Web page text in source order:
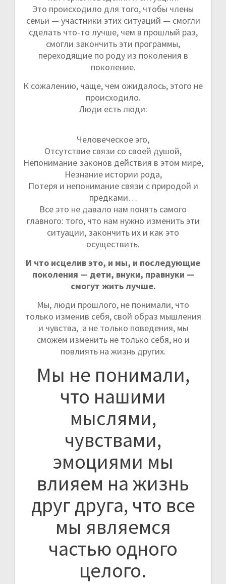
Это происходило для того, чтобы члены
семьи — участники этих ситуаций — смогли
сделать что-то лучше, чем в прошлый раз,
смогли закончить эти программы,
переходящие по роду из поколения в
поколение.
К сожалению, чаще, чем ожидалось, этого не
происходило.
Люди есть люди:
Человеческое эго,
Отсутствие связи со своей душой,
Непонимание законов действия в этом мире,
Незнание истории рода,
Потеря и непонимание связи с природой и
предками…
Все это не давало нам понять самого
главного: того, что нам нужно изменить эти
ситуации, закончить их и как это
осуществить.
И что исцелив это, и мы, и последующие
поколения — дети, внуки, правнуки —
смогут жить лучше.
Мы, люди прошлого, не понимали, что
только изменив себя, свой образ мышления
и чувства, а не только поведения, мы
сможем изменить не только себя, но и
повлиять на жизнь других.
Мы не понимали,
что нашими
мыслями,
чувствами,
эмоциями мы
влияем на жизнь
друг друга, что все
мы являемся
частью одного
целого.